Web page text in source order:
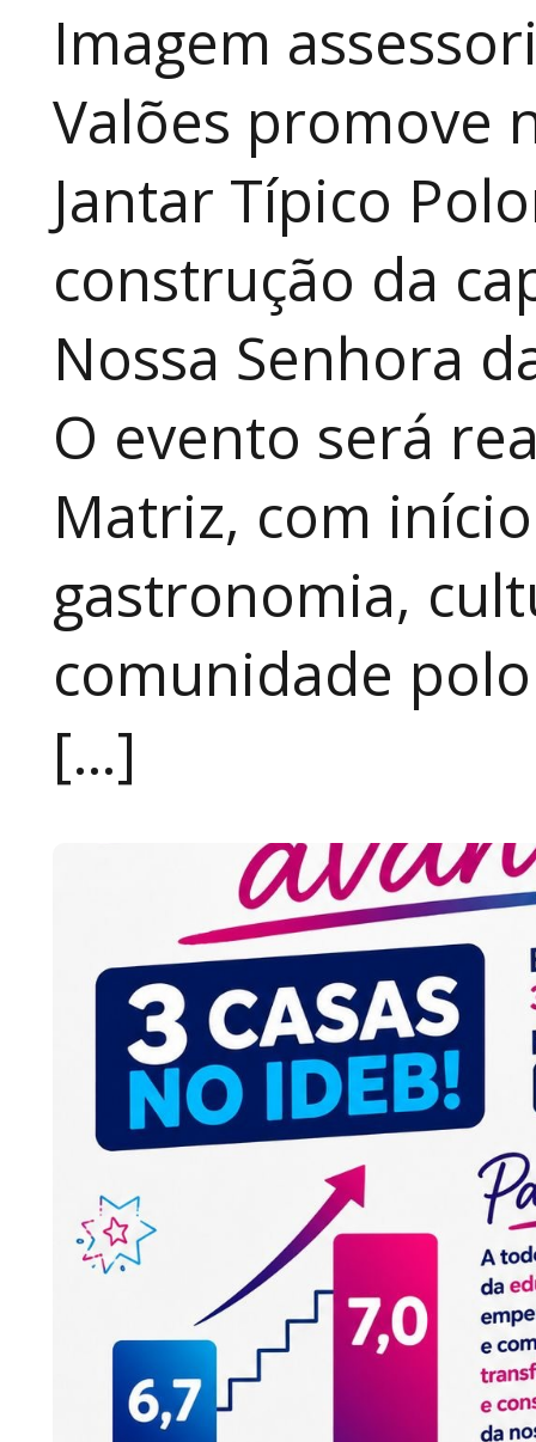
Imagem
Valões promove
Jantar Típico
construção da
Nossa Senhora
O evento será
Matriz, com
gastronomia,
comunidade
[…]